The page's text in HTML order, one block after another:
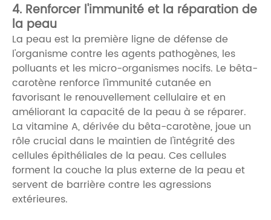
4. Renforcer l'immunité et la réparation de
la peau
La peau est la première ligne de défense de
l'organisme contre les agents pathogènes, les
polluants et les micro-organismes nocifs. Le bêta-
carotène renforce l'immunité cutanée en
favorisant le renouvellement cellulaire et en
améliorant la capacité de la peau à se réparer.
La vitamine A, dérivée du bêta-carotène, joue un
rôle crucial dans le maintien de l'intégrité des
cellules épithéliales de la peau. Ces cellules
forment la couche la plus externe de la peau et
servent de barrière contre les agressions
extérieures.